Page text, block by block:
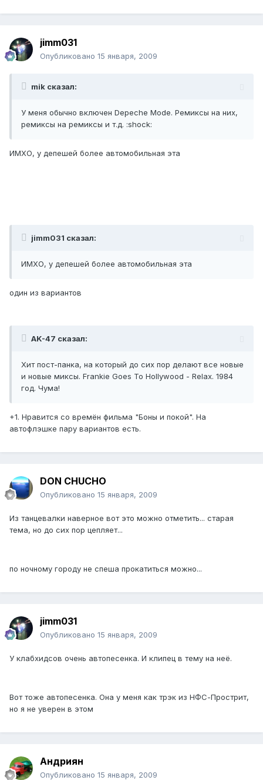
jimm031
Опубликовано 15 января, 2009
mik сказал:
У меня обычно включен Depeche Mode. Ремиксы на них,
ремиксы на ремиксы и т.д. :shock:
ИМХО, у депешей более автомобильная эта
jimm031 сказал:
ИМХО, у депешей более автомобильная эта
один из вариантов
AK-47 сказал:
Хит пост-панка, на который до сих пор делают все новые
и новые миксы. Frankie Goes To Hollywood - Relax. 1984
год. Чума!
+1. Нравится со времён фильма "Боны и покой". На
автофлэшке пару вариантов есть.
DON CHUCHO
Опубликовано 15 января, 2009
Из танцевалки наверное вот это можно отметить... старая
тема, но до сих пор цепляет...
по ночному городу не спеша прокатиться можно...
jimm031
Опубликовано 15 января, 2009
У клабхидсов очень автопесенка. И клипец в тему на неё.
Вот тоже автопесенка. Она у меня как трэк из НФС-Прострит,
но я не уверен в этом
Андриян
Опубликовано 15 января, 2009